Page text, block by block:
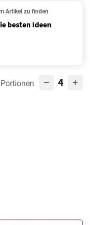
Artikel zu finden
besten Ideen
4